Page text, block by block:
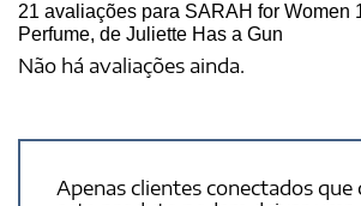
21 avaliações para SARAH for Women
Perfume, de Juliette Has a Gun
Não há avaliações ainda.
Apenas clientes conectados que